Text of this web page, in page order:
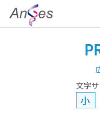
文字
小